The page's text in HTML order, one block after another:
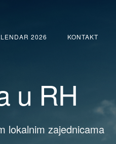
2026 KONTAKT
u RH
lokalnim zajednicama